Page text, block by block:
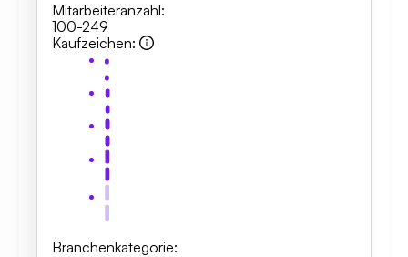
Mitarbeiteranzahl:
100-249
Kaufzeichen:
Branchenkategorie: